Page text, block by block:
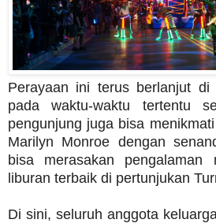
Perayaan ini terus berlanjut di
pada waktu-waktu tertentu
pengunjung juga bisa
Marilyn Monroe dengan
bisa merasakan pengalaman
liburan terbaik di pertunjukan
Di sini, seluruh anggota